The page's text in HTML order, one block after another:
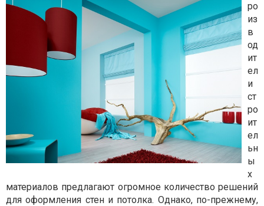
ро
из
в
од
ит
ел
и
ст
ро
ит
ел
ьн
ы
х
материалов предлагают огромное количество решений
для оформления стен и потолка. Однако, по-прежнему,